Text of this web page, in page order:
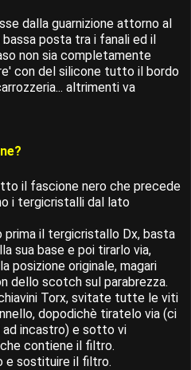
dalla guarnizione attorno al
posta tra i fanali ed il
non sia completamente
con del silicone tutto il bordo
altrimenti va
il fascione nero che precede
i tergicristalli dal lato
il tergicristallo Dx, basta
sua base e poi tirarlo via,
posizione originale, magari
dello scotch sul parabrezza.
Torx, svitate tutte le viti
dopodichè tiratelo via (ci
incastro) e sotto vi
contiene il filtro.
e sostituire il filtro.